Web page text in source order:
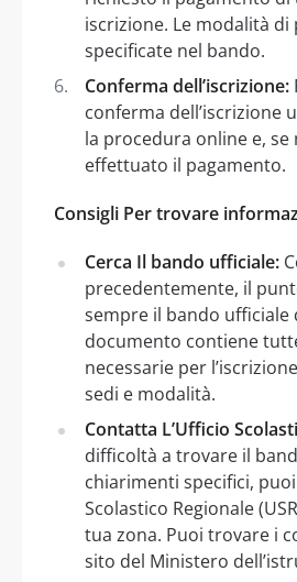
iscrizione. Le modalità
specificate nel bando.
Conferma dell’iscrizione:
conferma dell’iscrizione
la procedura online e, se
effettuato il pagamento.
Consigli Per trovare
Cerca Il bando ufficiale:
precedentemente, il
sempre il bando ufficiale
documento contiene
necessarie per
sedi e modalità.
Contatta L’Ufficio
difficoltà a trovare il
chiarimenti specifici,
Scolastico Regionale
tua zona. Puoi trovare i
sito del Ministero